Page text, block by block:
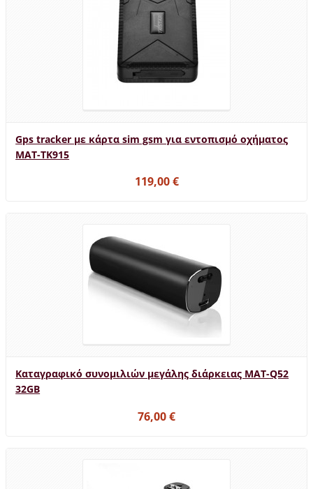
Gps tracker με κάρτα sim gsm για εντοπισμό οχήματος
MAT-TK915
119,00 €
Καταγραφικό συνομιλιών μεγάλης διάρκειας MAT-Q52
32GB
76,00 €